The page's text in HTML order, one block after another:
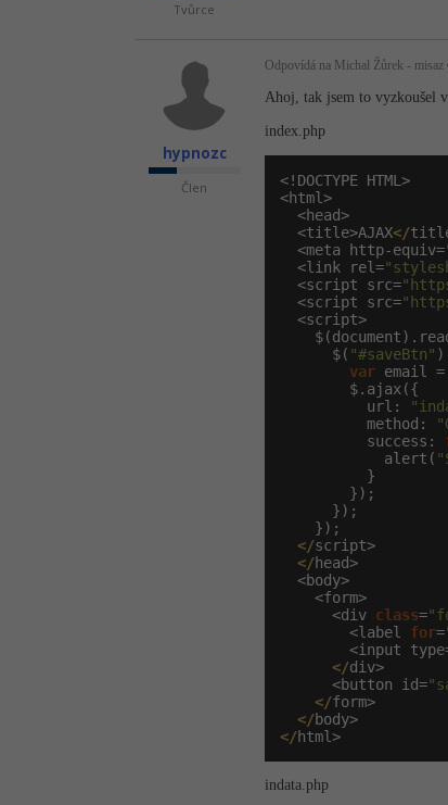
Tvůrce
hypnozc
Člen
Odpovídá na Michal Žůrek - misaz
Ahoj, tak jsem to vyzkoušel
index.php
<!DOCTYPE HTML>
<html>
  <head>
  <title>AJAX
</
  <meta http-equiv=
  <link rel=
  <script src=
  <script src=
  <script>
    $(
document
      $(
"#saveBtn"
var email
        $.ajax({
          url:
          method:
          success:
            alert(
          }
        });
      });
    });
</script>
</head>
  <body>
    <form>
      <div
class=
        <label
for=
<input
</div>
      <button id=
</form>
</
</html>
indata.php